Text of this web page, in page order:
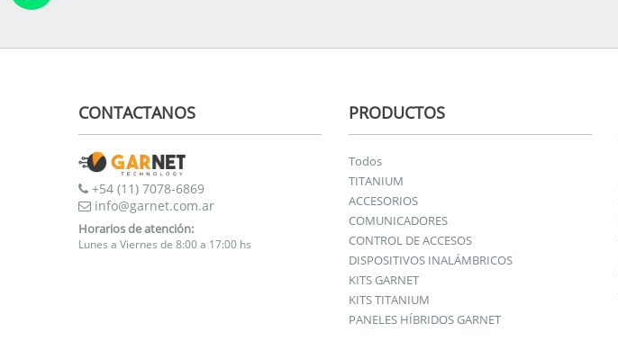
CONTACTANOS
+54 (11) 7078-6869
info@garnet.com.ar
Horarios de atención:
Lunes a Viernes de 8:00 a 17:00 hs
PRODUCTOS
Todos
TITANIUM
ACCESORIOS
COMUNICADORES
CONTROL DE ACCESOS
DISPOSITIVOS INALÁMBRICOS
KITS GARNET
KITS TITANIUM
PANELES HÍBRIDOS GARNET